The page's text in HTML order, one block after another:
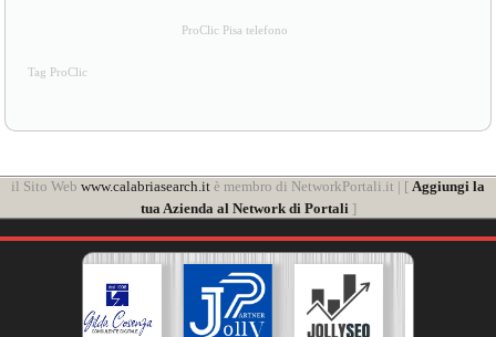
ProClic Pisa telefono
Tag ProClic
il Sito Web www.calabriasearch.it è membro di NetworkPortali.it | [ Aggiungi la
tua Azienda al Network di Portali]